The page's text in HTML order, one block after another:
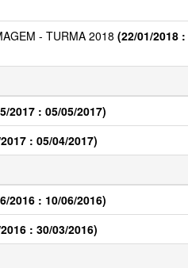
- TURMA 2018 (22/01/2018 :
2017 : 05/05/2017)
: 05/04/2017)
2016 : 10/06/2016)
: 30/03/2016)